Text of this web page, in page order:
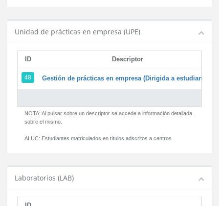
Unidad de prácticas en empresa (UPE)
ID Descriptor
48 Gestión de prácticas en empresa (Dirigida a estudiantes)
NOTA: Al pulsar sobre un descriptor se accede a información detallada
sobre el mismo.
ALUC: Estudiantes matriculados en títulos adscritos a centros
Laboratorios (LAB)